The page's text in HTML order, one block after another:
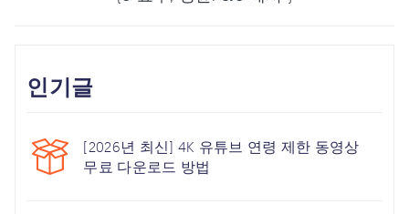
인기글
[2026년 최신] 4K 유튜브 연령 제한 동영상
무료 다운로드 방법